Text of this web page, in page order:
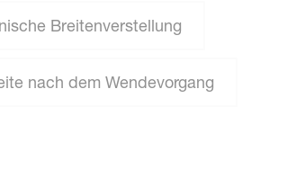
Breitenverstellung
nach dem Wendevorgang